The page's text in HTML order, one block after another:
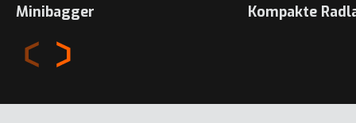
Minibagger Kompakte